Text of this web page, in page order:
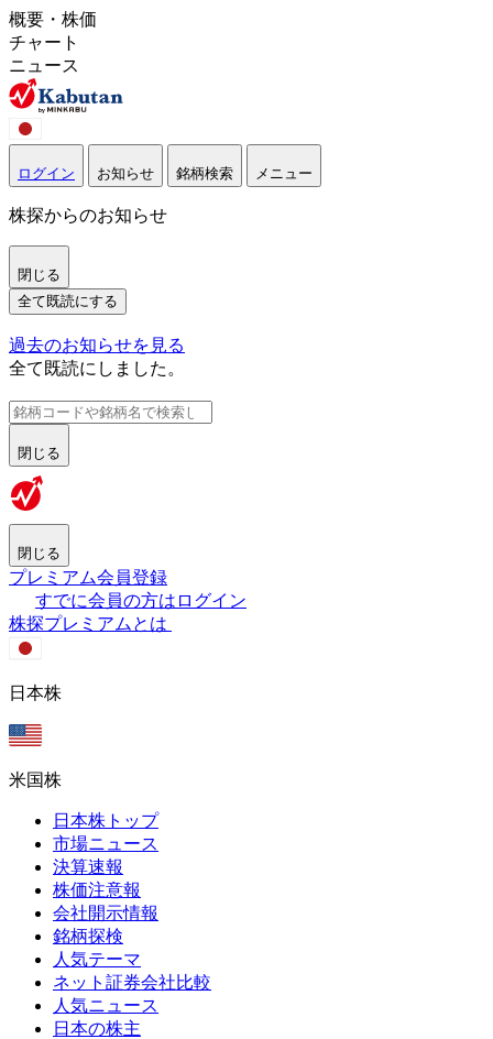
概要・株価
チャート
ニュース
ログイン お知らせ 銘柄検索 メニュー
株探からのお知らせ
閉じる
全て既読にする
過去のお知らせを見る
全て既読にしました。
閉じる
閉じる
プレミアム会員登録
すでに会員の方はログイン
株探プレミアムとは
日本株
米国株
日本株トップ
市場ニュース
決算速報
株価注意報
会社開示情報
銘柄探検
人気テーマ
ネット証券会社比較
人気ニュース
日本の株主